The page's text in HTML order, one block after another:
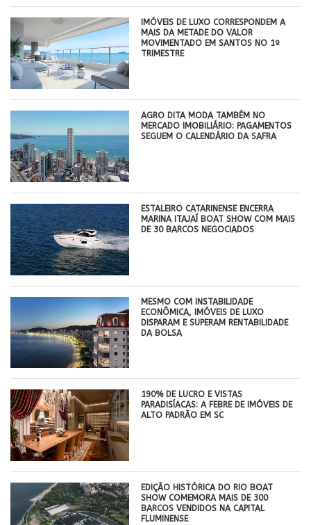
IMÓVEIS DE LUXO CORRESPONDEM A
MAIS DA METADE DO VALOR
MOVIMENTADO EM SANTOS NO 1º
TRIMESTRE
AGRO DITA MODA TAMBÉM NO
MERCADO IMOBILIÁRIO: PAGAMENTOS
SEGUEM O CALENDÁRIO DA SAFRA
ESTALEIRO CATARINENSE ENCERRA
MARINA ITAJAÍ BOAT SHOW COM MAIS
DE 30 BARCOS NEGOCIADOS
MESMO COM INSTABILIDADE
ECONÔMICA, IMÓVEIS DE LUXO
DISPARAM E SUPERAM RENTABILIDADE
DA BOLSA
190% DE LUCRO E VISTAS
PARADISÍACAS: A FEBRE DE IMÓVEIS DE
ALTO PADRÃO EM SC
EDIÇÃO HISTÓRICA DO RIO BOAT
SHOW COMEMORA MAIS DE 300
BARCOS VENDIDOS NA CAPITAL
FLUMINENSE